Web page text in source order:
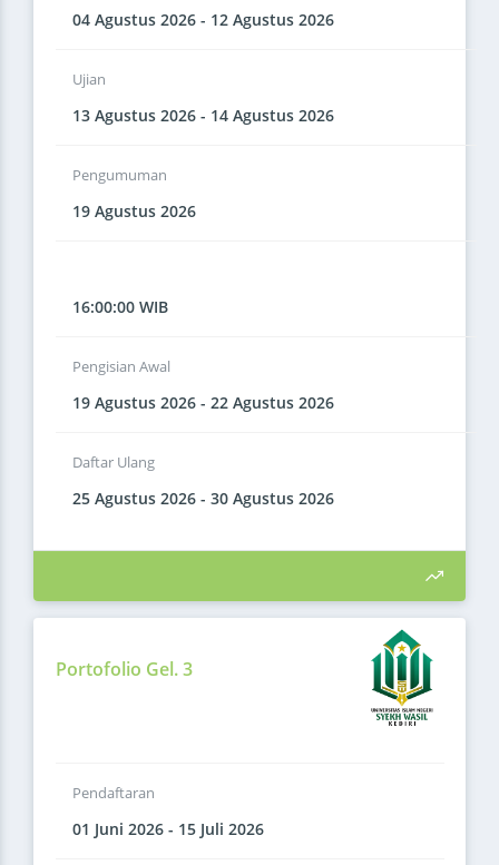
04 Agustus 2026 - 12 Agustus 2026
Ujian
13 Agustus 2026 - 14 Agustus 2026
Pengumuman
19 Agustus 2026
16:00:00 WIB
Pengisian Awal
19 Agustus 2026 - 22 Agustus 2026
Daftar Ulang
25 Agustus 2026 - 30 Agustus 2026
Portofolio Gel. 3
Pendaftaran
01 Juni 2026 - 15 Juli 2026